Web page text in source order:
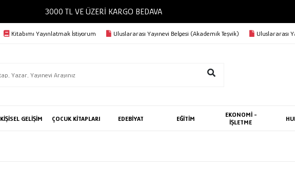
3000 TL VE ÜZERİ KARGO BEDAVA
Kitabımı Yayınlatmak İstiyorum Uluslararası Yayınevi Belgesi (Akademik Teşvik) Uluslararası
KİŞİSEL GELİŞİM ÇOCUK KİTAPLARI EDEBİYAT EĞİTİM
EKONOMİ -
İŞLETME